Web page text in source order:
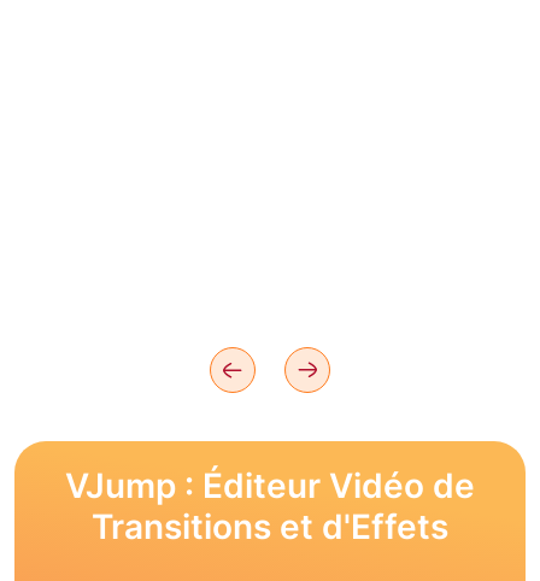
VJump : Éditeur Vidéo de
Transitions et d'Effets